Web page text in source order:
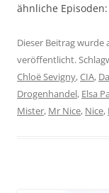
ähnliche Episoden:
Dieser Beitrag wurde
veröffentlicht.
Chloë Sevigny,CIA,
Drogenhandel, Elsa
Mister, Mr Nice, Nice,